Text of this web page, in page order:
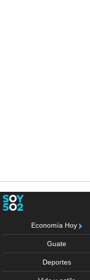
Economía Hoy
Guate
Deportes